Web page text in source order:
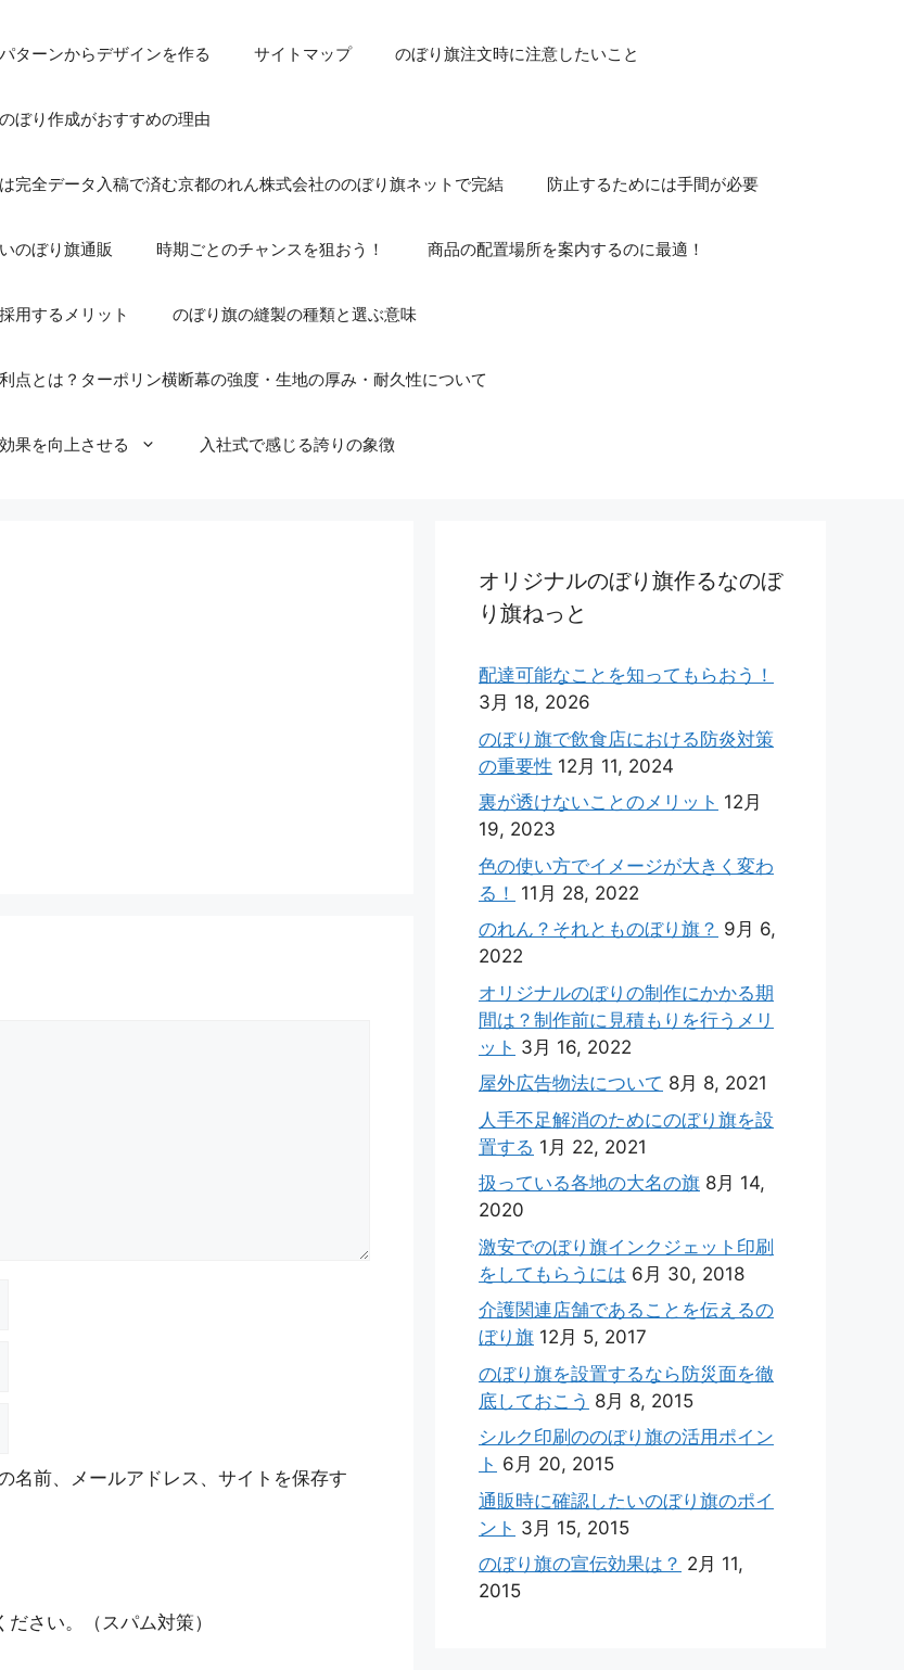
ターンからデザインを作る サイトマップ のぼり旗注文時に注意したいこと
ぼり作成がおすすめの理由
完全データ入稿で済む京都のれん株式会社ののぼり旗ネットで完結 防止するためには手間が必要
のぼり旗通販 時期ごとのチャンスを狙おう！ 商品の配置場所を案内するのに最適！
用するメリット のぼり旗の縫製の種類と選ぶ意味
点とは？ターポリン横断幕の強度・生地の厚み・耐久性について
果を向上させる 入社式で感じる誇りの象徴
名前、メールアドレス、サイトを保存す
さい。（スパム対策）
オリジナルのぼり旗作るなのぼ
り旗ねっと
配達可能なことを知ってもらおう！
3月 18, 2026
のぼり旗で飲食店における防炎対策
の重要性 12月 11, 2024
裏が透けないことのメリット 12月
19, 2023
色の使い方でイメージが大きく変わ
る！
11月 28, 2022
のれん？それとものぼり旗？ 9月 6,
2022
オリジナルのぼりの制作にかかる期
間は？制作前に見積もりを行うメリ
ット 3月 16, 2022
屋外広告物法について 8月 8, 2021
人手不足解消のためにのぼり旗を設
置する 1月 22, 2021
扱っている各地の大名の旗 8月 14,
2020
激安でのぼり旗インクジェット印刷
をしてもらうには 6月 30, 2018
介護関連店舗であることを伝えるの
ぼり旗 12月 5, 2017
のぼり旗を設置するなら防災面を徹
底しておこう 8月 8, 2015
シルク印刷ののぼり旗の活用ポイン
ト 6月 20, 2015
通販時に確認したいのぼり旗のポイ
ント 3月 15, 2015
のぼり旗の宣伝効果は？ 2月 11,
2015